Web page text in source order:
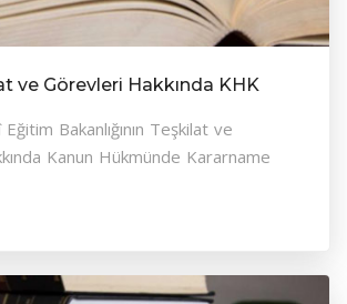
ve Görevleri Hakkında KHK
Eğitim Bakanlığının Teşkilat ve
Kanun Hükmünde Kararname